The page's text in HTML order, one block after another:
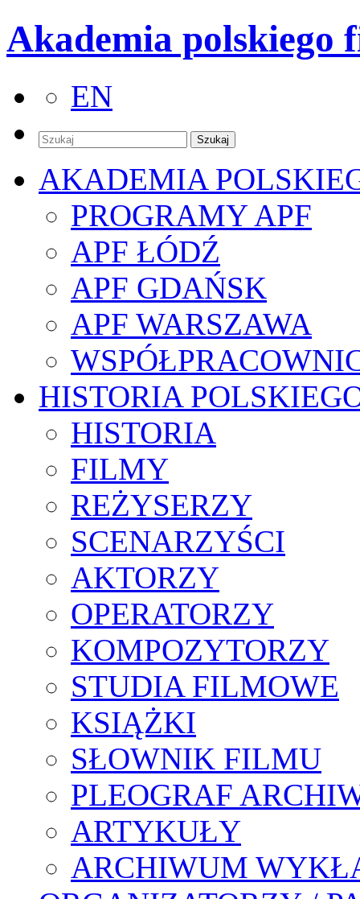
Akademia polskiego
EN
AKADEMIA
PROGRAMY APF
APF ŁÓDŹ
APF GDAŃSK
APF WARSZAWA
HISTORIA
HISTORIA
FILMY
REŻYSERZY
SCENARZYŚCI
AKTORZY
OPERATORZY
KOMPOZYTORZY
STUDIA FILMOWE
KSIĄŻKI
SŁOWNIK FILMU
PLEOGRAF
ARTYKUŁY
ARCHIWUM